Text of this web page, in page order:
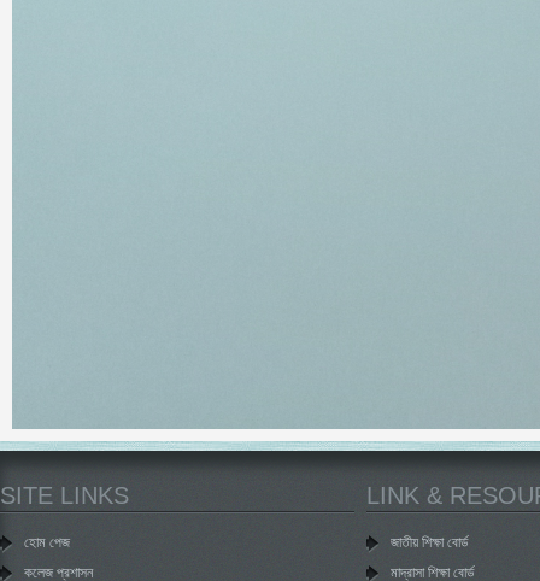
SITE LINKS
হোম পেজ
কলেজ প্রশাসন
LINK &
জাতীয় শিক্ষা বোর্ড
মাদ্রাসা শিক্ষা বোর্ড